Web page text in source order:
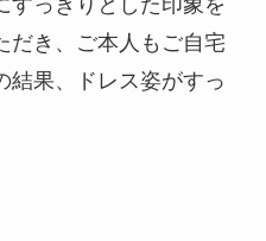
すっきりとした印象を
だき、ご本人もご自宅
結果、ドレス姿がすっ